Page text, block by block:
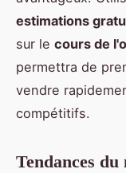
estimations
sur le cours de
permettra de
vendre
compétitifs.
Tendances